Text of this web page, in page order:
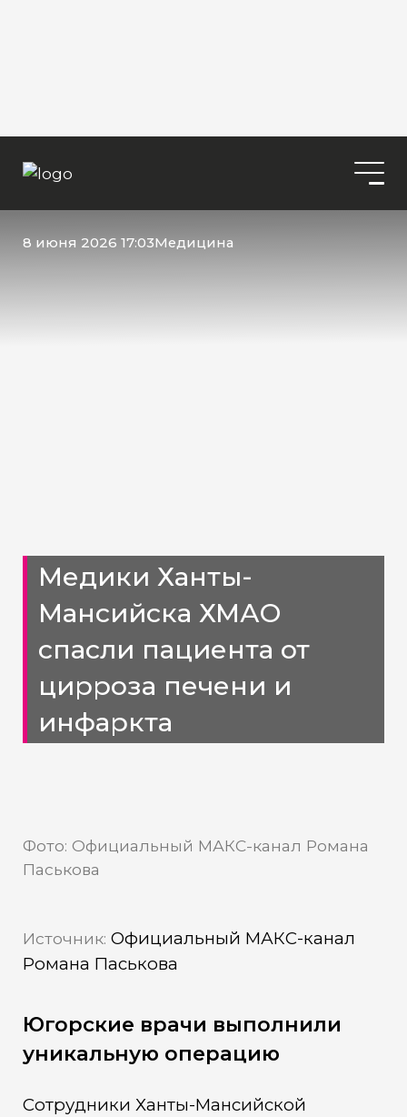
8 июня 2026 17:03Медицина
Медики Ханты-
Мансийска ХМАО
спасли пациента от
цирроза печени и
инфаркта
Фото: Официальный МАКС-канал Романа
Паськова
Источник: Официальный МАКС-канал
Романа Паськова
Югорские врачи выполнили
уникальную операцию
Сотрудники Ханты-Мансийской